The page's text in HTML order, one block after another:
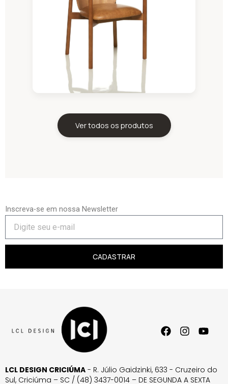
Ver todos os produtos
Inscreva-se em nossa Newsletter
CADASTRAR
LCL DESIGN CRICIÚMA - R. Júlio Gaidzinki, 633 - Cruzeiro do
Sul, Criciúma – SC / (48) 3437-0014 – DE SEGUNDA A SEXTA